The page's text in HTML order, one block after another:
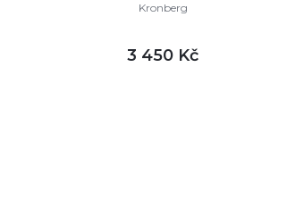
Kronberg
3 450 Kč